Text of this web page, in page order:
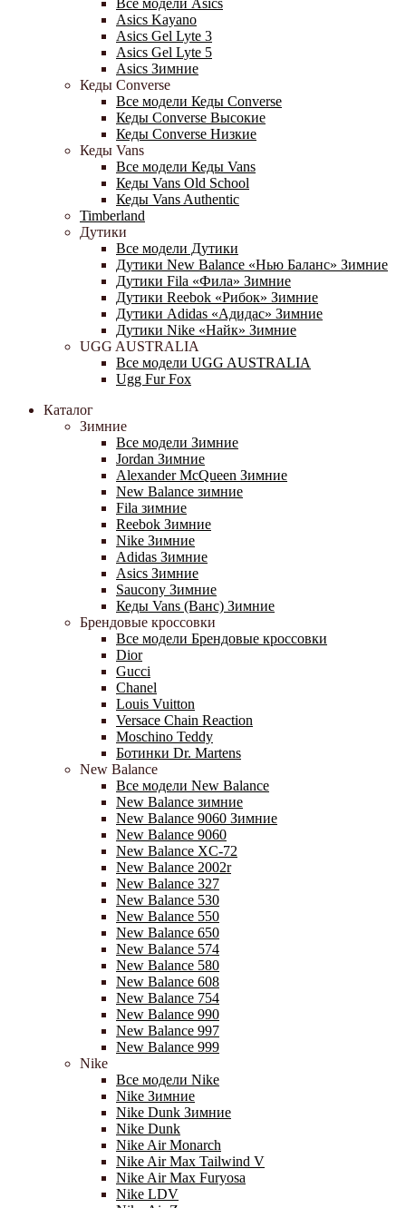
Все модели Asics
Asics Kayano
Asics Gel Lyte 3
Asics Gel Lyte 5
Asics Зимние
Кеды Converse
Все модели Кеды Converse
Кеды Converse Высокие
Кеды Converse Низкие
Кеды Vans
Все модели Кеды Vans
Кеды Vans Old School
Кеды Vans Authentic
Timberland
Дутики
Все модели Дутики
Дутики New Balance «Нью Баланс» Зимние
Дутики Fila «Фила» Зимние
Дутики Reebok «Рибок» Зимние
Дутики Adidas «Адидас» Зимние
Дутики Nike «Найк» Зимние
UGG AUSTRALIA
Все модели UGG AUSTRALIA
Ugg Fur Fox
Каталог
Зимние
Все модели Зимние
Jordan Зимние
Alexander McQueen Зимние
New Balance зимние
Fila зимние
Reebok Зимние
Nike Зимние
Adidas Зимние
Asics Зимние
Saucony Зимние
Кеды Vans (Ванс) Зимние
Брендовые кроссовки
Все модели Брендовые кроссовки
Dior
Gucci
Chanel
Louis Vuitton
Versace Chain Reaction
Moschino Teddy
Ботинки Dr. Martens
New Balance
Все модели New Balance
New Balance зимние
New Balance 9060 Зимние
New Balance 9060
New Balance XC-72
New Balance 2002r
New Balance 327
New Balance 530
New Balance 550
New Balance 650
New Balance 574
New Balance 580
New Balance 608
New Balance 754
New Balance 990
New Balance 997
New Balance 999
Nike
Все модели Nike
Nike Зимние
Nike Dunk Зимние
Nike Dunk
Nike Air Monarch
Nike Air Max Tailwind V
Nike Air Max Furyosa
Nike LDV